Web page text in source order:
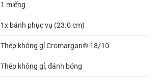
1 miếng
1x bánh phục vụ (23.0 cm)
Thép không gỉ Cromargan® 18/10
Thép không gỉ, đánh bóng